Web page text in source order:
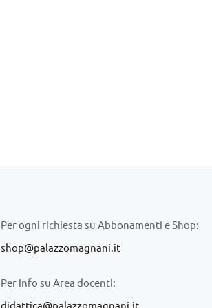
Per ogni richiesta su Abbonamenti e Shop:
shop@palazzomagnani.it
Per info su Area docenti:
didattica@palazzomagnani.it